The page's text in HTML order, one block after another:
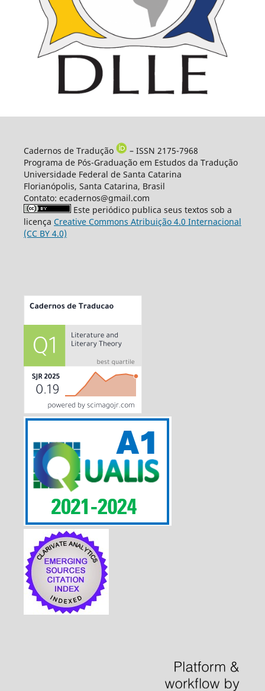
Cadernos de Tradução
– ISSN 2175-7968
Programa de Pós-Graduação em Estudos da Tradução
Universidade Federal de Santa Catarina
Florianópolis, Santa Catarina, Brasil
Contato: ecadernos@gmail.com
Este periódico publica seus textos sob a
licença Creative Commons Atribuição 4.0 Internacional
(CC BY 4.0)